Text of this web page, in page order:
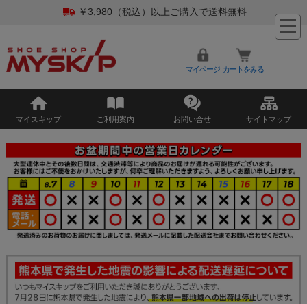
￥3,980（税込）以上ご購入で送料無料
マイページ カートをみる
マイスキップ ご利用案内 お問い合せ サイトマップ